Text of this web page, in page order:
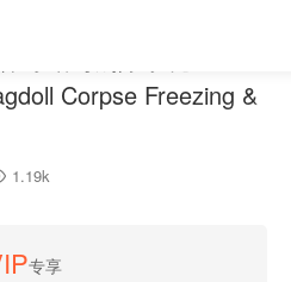
Corpse Freezing &
1.19k
专享